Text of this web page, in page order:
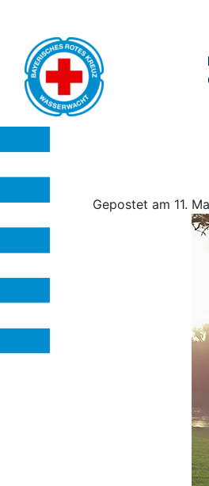
Gepostet am 11.